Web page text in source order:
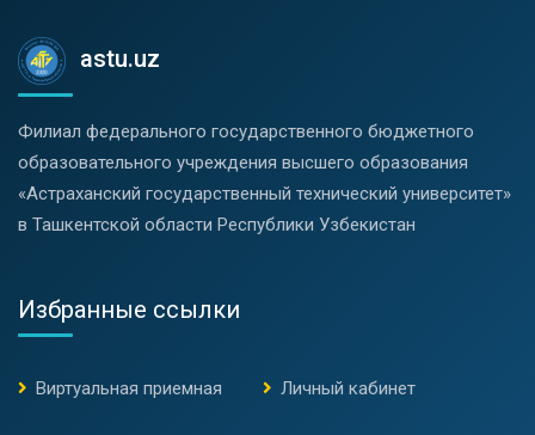
astu.uz
Филиал федерального государственного бюджетного
образовательного учреждения высшего образования
«Астраханский государственный технический университет»
в Ташкентской области Республики Узбекистан
Избранные ссылки
Виртуальная приемная Личный кабинет